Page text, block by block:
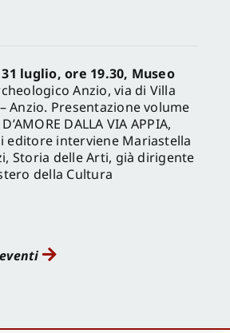
luglio, ore 19.30, Museo
Anzio, via di Villa
Anzio. Presentazione volume
D’AMORE DALLA VIA APPIA,
editore interviene Mariastella
Storia delle Arti, già dirigente
della Cultura